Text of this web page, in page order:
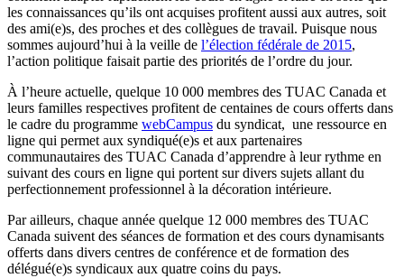
les connaissances qu’ils ont acquises profitent aussi aux autres, soit
des ami(e)s, des proches et des collègues de travail. Puisque nous
sommes aujourd’hui à la veille de l’élection fédérale de 2015,
l’action politique faisait partie des priorités de l’ordre du jour.
À l’heure actuelle, quelque 10 000 membres des TUAC Canada et
leurs familles respectives profitent de centaines de cours offerts dans
le cadre du programme webCampus du syndicat, une ressource en
ligne qui permet aux syndiqué(e)s et aux partenaires
communautaires des TUAC Canada d’apprendre à leur rythme en
suivant des cours en ligne qui portent sur divers sujets allant du
perfectionnement professionnel à la décoration intérieure.
Par ailleurs, chaque année quelque 12 000 membres des TUAC
Canada suivent des séances de formation et des cours dynamisants
offerts dans divers centres de conférence et de formation des
délégué(e)s syndicaux aux quatre coins du pays.